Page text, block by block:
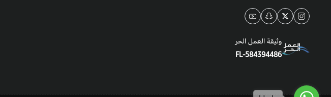
وثيقة العمل الحر
FL-584394486